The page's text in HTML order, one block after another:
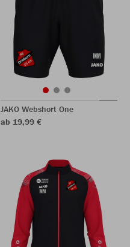
JAKO Webshort One
ab 19,99 €